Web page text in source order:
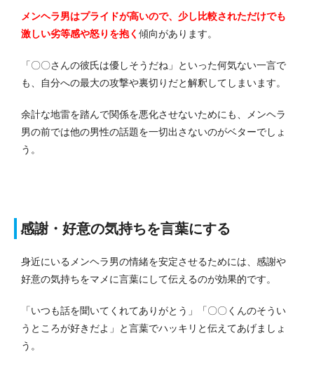
メンヘラ男はプライドが高いので、少し比較されただけでも
激しい劣等感や怒りを抱く 傾向があります。
「〇〇さんの彼氏は優しそうだね」といった何気ない一言で
も、自分への最大の攻撃や裏切りだと解釈してしまいます。
余計な地雷を踏んで関係を悪化させないためにも、メンヘラ
男の前では他の男性の話題を一切出さないのがベターでしょ
う。
感謝・好意の気持ちを言葉にする
身近にいるメンヘラ男の情緒を安定させるためには、感謝や
好意の気持ちをマメに言葉にして伝えるのが効果的です。
「いつも話を聞いてくれてありがとう」「〇〇くんのそうい
うところが好きだよ」と言葉でハッキリと伝えてあげましょ
う。